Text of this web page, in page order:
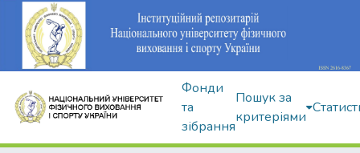
Фонди
та
зібрання
Пошук за
критеріями